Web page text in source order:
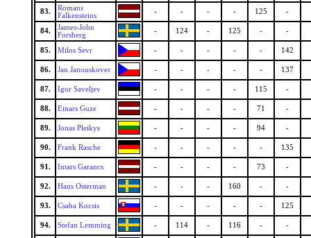
83.
Romans
Falkensteins
- - - - 125 -
84.
James-John
Forsberg
- 124 - 125 - -
85. Milos Sevr - - - - - 142
86. Jan Janouskovec - - - - - 137
87. Igor Saveljev - - - - 115 -
88. Einars Guze - - - - 71 -
89. Jonas Pleikys - - - - 94 -
90. Frank Rasche - - - - - 135
91. Intars Garancs - - - - 73 -
92. Hans Osterman - - - 160 - -
93. Csaba Kocsis - - - - - 125
94. Stefan Lemming - 114 - 116 - -